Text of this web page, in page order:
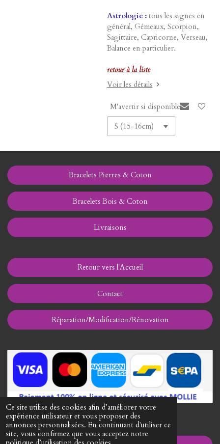
Ce site utilise des cookies afin d’améliorer votre
expérience utilisateur et vous proposer des
annonces personnalisées. En continuant d'utiliser ce
site, vous confirmez que vous acceptez notre
Astrologie :tous les signes en
général, Gémeaux, Scorpion,
Sagittaire, Capricorne, Verseau,
Balance en particulier.
retour à la liste
Voir les détails
M'avertir si disponible
Bracelets Pierres & Coton
Bracelets Bois & Coton
Livraisons
Retour vers l'Accueil
Contact
Réparation/Modification/Rénovation
I
n
s